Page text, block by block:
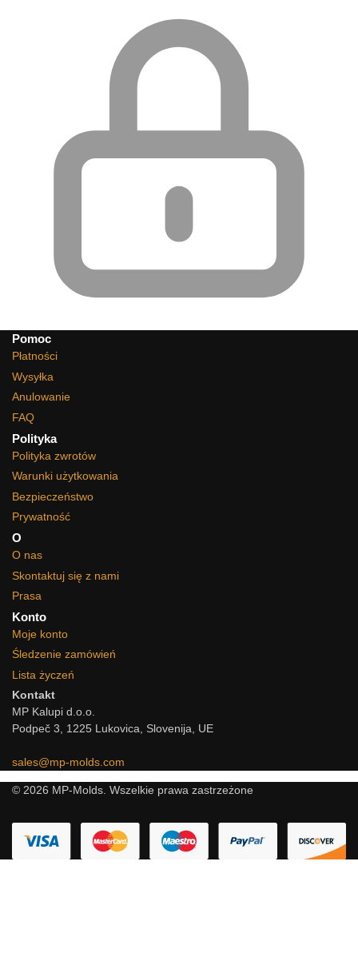
Pomoc
Płatności
Wysyłka
Anulowanie
FAQ
Polityka
Polityka zwrotów
Warunki użytkowania
Bezpieczeństwo
Prywatność
O
O nas
Skontaktuj się z nami
Prasa
Konto
Moje konto
Śledzenie zamówień
Lista życzeń
Kontakt
MP Kalupi d.o.o.
Podpeč 3, 1225 Lukovica, Slovenija, UE
sales@mp-molds.com
© 2026 MP-Molds. Wszelkie prawa zastrzeżone